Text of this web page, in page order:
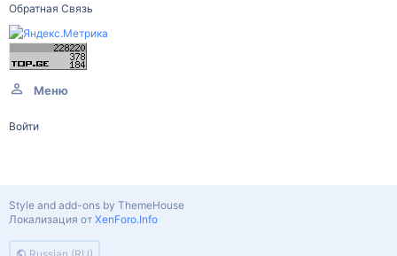
Обратная Связь
Меню
Войти
Style and add-ons by ThemeHouse
Локализация от XenForo.Info